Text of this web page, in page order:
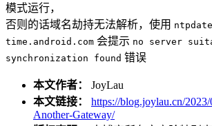
模式运行，
否则的话域名劫持无法解析，使用 ntpdate
time.android.com 会提示 no server
synchronization found 错误
本文作者： JoyLau
本文链接：
https://blog.joylau.cn/
Another-Gateway/